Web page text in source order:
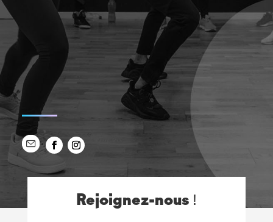
Rejoignez-nous !